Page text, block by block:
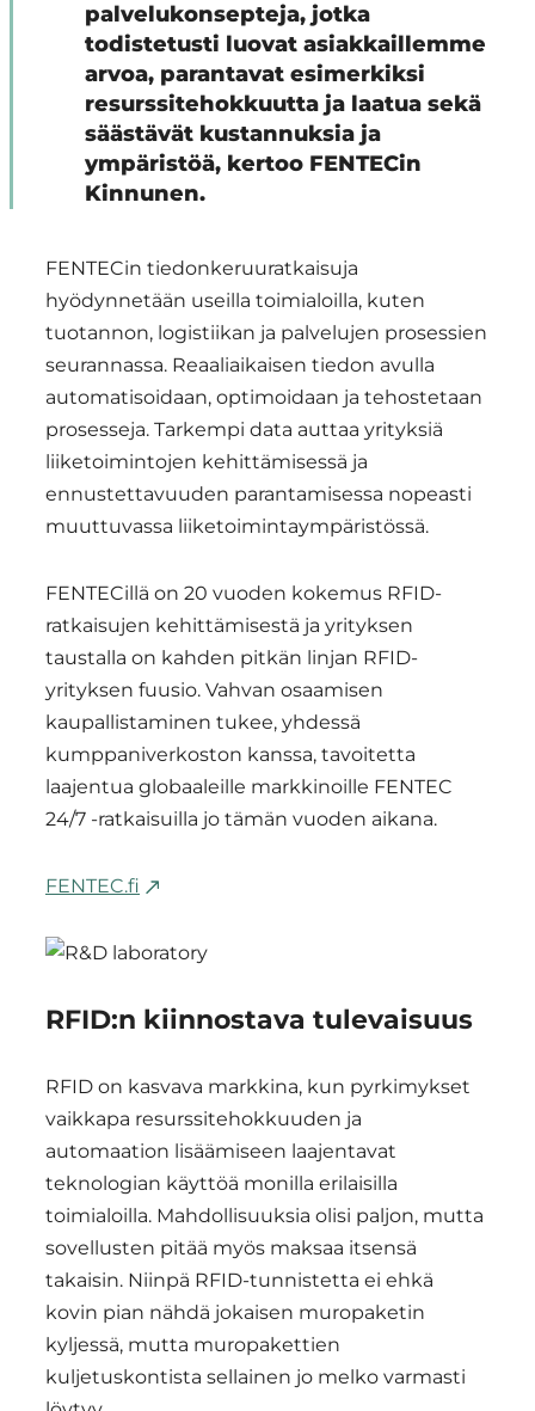
palvelukonsepteja, jotka
todistetusti luovat asiakkaillemme
arvoa, parantavat esimerkiksi
resurssitehokkuutta ja laatua sekä
säästävät kustannuksia ja
ympäristöä, kertoo FENTECin
Kinnunen.
FENTECin tiedonkeruuratkaisuja
hyödynnetään useilla toimialoilla, kuten
tuotannon, logistiikan ja palvelujen prosessien
seurannassa. Reaaliaikaisen tiedon avulla
automatisoidaan, optimoidaan ja tehostetaan
prosesseja. Tarkempi data auttaa yrityksiä
liiketoimintojen kehittämisessä ja
ennustettavuuden parantamisessa nopeasti
muuttuvassa liiketoimintaympäristössä.
FENTECillä on 20 vuoden kokemus RFID-
ratkaisujen kehittämisestä ja yrityksen
taustalla on kahden pitkän linjan RFID-
yrityksen fuusio. Vahvan osaamisen
kaupallistaminen tukee, yhdessä
kumppaniverkoston kanssa, tavoitetta
laajentua globaaleille markkinoille FENTEC
24/7 -ratkaisuilla jo tämän vuoden aikana.
FENTEC.fi
RFID:n kiinnostava tulevaisuus
RFID on kasvava markkina, kun pyrkimykset
vaikkapa resurssitehokkuuden ja
automaation lisäämiseen laajentavat
teknologian käyttöä monilla erilaisilla
toimialoilla. Mahdollisuuksia olisi paljon, mutta
sovellusten pitää myös maksaa itsensä
takaisin. Niinpä RFID-tunnistetta ei ehkä
kovin pian nähdä jokaisen muropaketin
kyljessä, mutta muropakettien
kuljetuskontista sellainen jo melko varmasti